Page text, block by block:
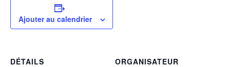
Ajouter au calendrier
DÉTAILS
ORGANISATEUR